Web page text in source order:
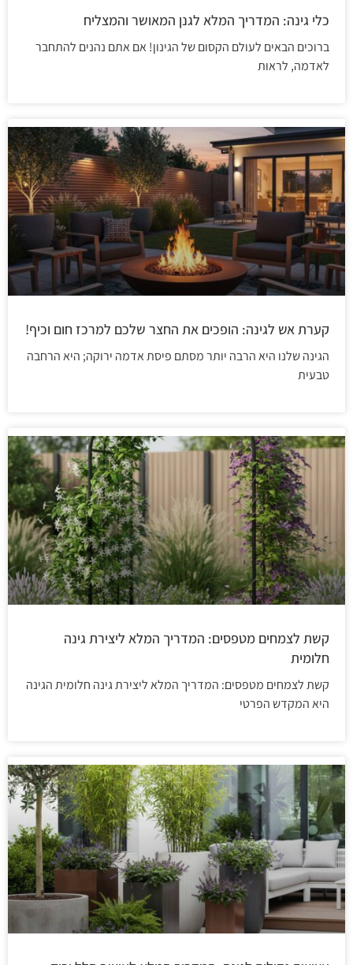
כלי גינה: המדריך המלא לגנן המאושר והמצליח
ברוכים הבאים לעולם הקסום של הגינון! אם אתם נהנים להתחבר
לאדמה, לראות
קערת אש לגינה: הופכים את החצר שלכם למרכז חום וכיף!
הגינה שלנו היא הרבה יותר מסתם פיסת אדמה ירוקה; היא הרחבה
טבעית
קשת לצמחים מטפסים: המדריך המלא ליצירת גינה
חלומית
קשת לצמחים מטפסים: המדריך המלא ליצירת גינה חלומית הגינה
היא המקדש הפרטי